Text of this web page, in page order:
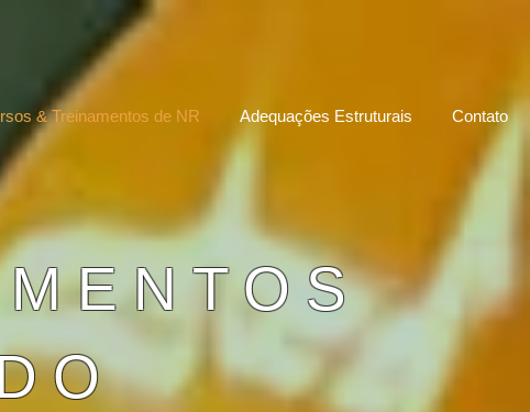
& Treinamentos de NR Adequações Estruturais Contato
DO